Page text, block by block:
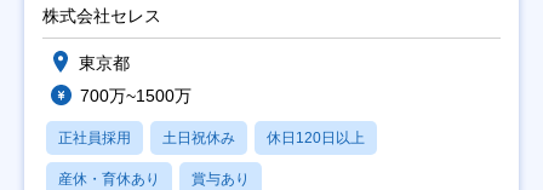
株式会社セレス
東京都
700万~1500万
正社員採用 土日祝休み 休日120日以上
産休・育休あり 賞与あり